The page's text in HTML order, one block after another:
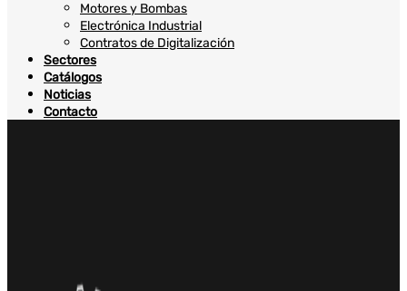
Motores y Bombas
Electrónica Industrial
Contratos de Digitalización
Sectores
Catálogos
Noticias
Contacto